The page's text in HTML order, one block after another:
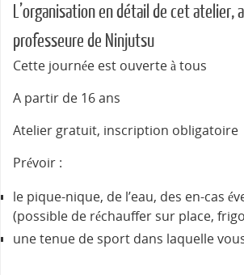
L’organisation en détail de cet atelier,
professeure de Ninjutsu
Cette journée est ouverte à tous
A partir de 16 ans
Atelier gratuit, inscription obligatoire
Prévoir :
le pique-nique, de l’eau, des en-cas
(possible de réchauffer sur place,
une tenue de sport dans laquelle vous